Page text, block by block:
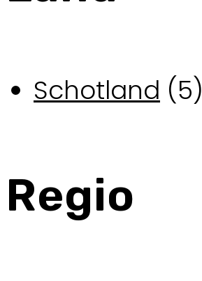
Schotland (5)
Regio